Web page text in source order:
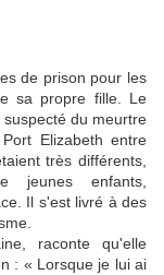
de prison pour les
sa propre fille. Le
du meurtre
Elizabeth entre
très différents,
enfants,
Il s'est livré à des
raconte qu'elle
: « Lorsque je lui ai